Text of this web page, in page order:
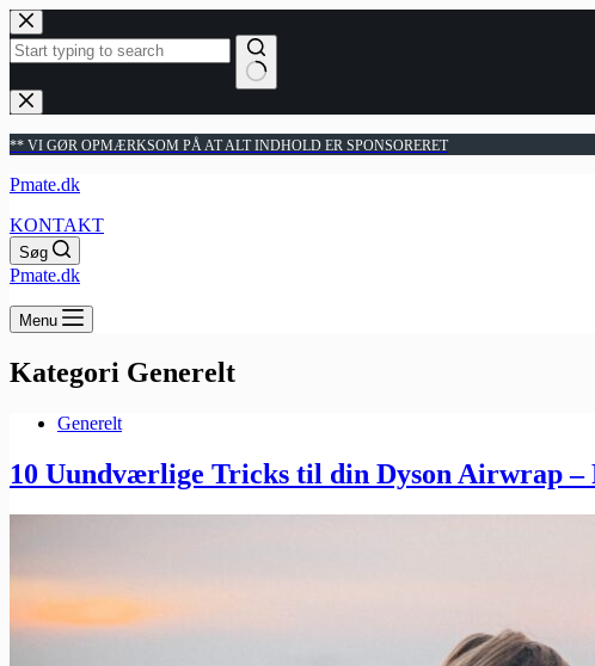
Fortsæt
til
indhold
Ingen
resultater
** VI GØR OPMÆRKSOM PÅ AT ALT INDHOLD ER SPONSORERET
Pmate.dk
KONTAKT
Søg
Pmate.dk
Menu
Kategori Generelt
Generelt
10 Uundværlige Tricks til din Dyson Airwrap